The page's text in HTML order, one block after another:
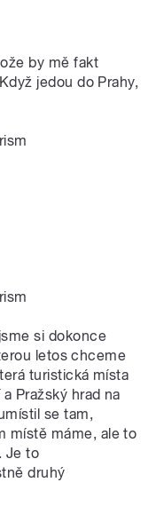
by mě fakt
jedou do Prahy,
si dokonce
letos chceme
turistická místa
Pražský hrad na
se tam,
místě máme, ale to
Je to
druhý